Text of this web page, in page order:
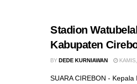
Stadion
Kabupaten
BY DEDE KURNIAWAN
SUARA CIREBON -